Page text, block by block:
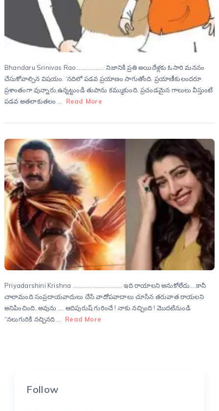
Bhandaru Srinivas Rao………………. నిజానికి ప్రతి అయిదేళ్లకు ఓసారి మననం
చేసుకోవాల్సిన విషయం. ‘నదిలో పడవ ప్రయాణం సాగుతోంది. ప్రయాణీకులందరూ
ప్రశాంతంగా వున్నారు.ఉన్నట్టుండి తుపాను కమ్ముకుంది. ప్రచండమైన గాలులు వీస్తుంటే
పడవ అతలాకుతలం …
Read More
Priyadarshini Krishna …………………………… ఇది రాయాలని అనుకోలేదు….కానీ
చాలామంది సంప్రదాయవాదులు చేసే వాదోపవాదాలు చూసిన తరువాత రాయలని
అనిపించింది..అవును …. ఆదిపురుష్ గురించే ! నాకు నచ్చింది ! మొదటినుండి
“నలుగురికి నచ్చినది …
Read More
Follow